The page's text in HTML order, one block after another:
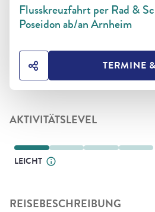
Flusskreuzfahrt per Rad &
Poseidon ab/an Arnheim
HOTEL TEILENTERMINE
AKTIVITÄTSLEVEL
LEICHT
REISEBESCHREIBUNG